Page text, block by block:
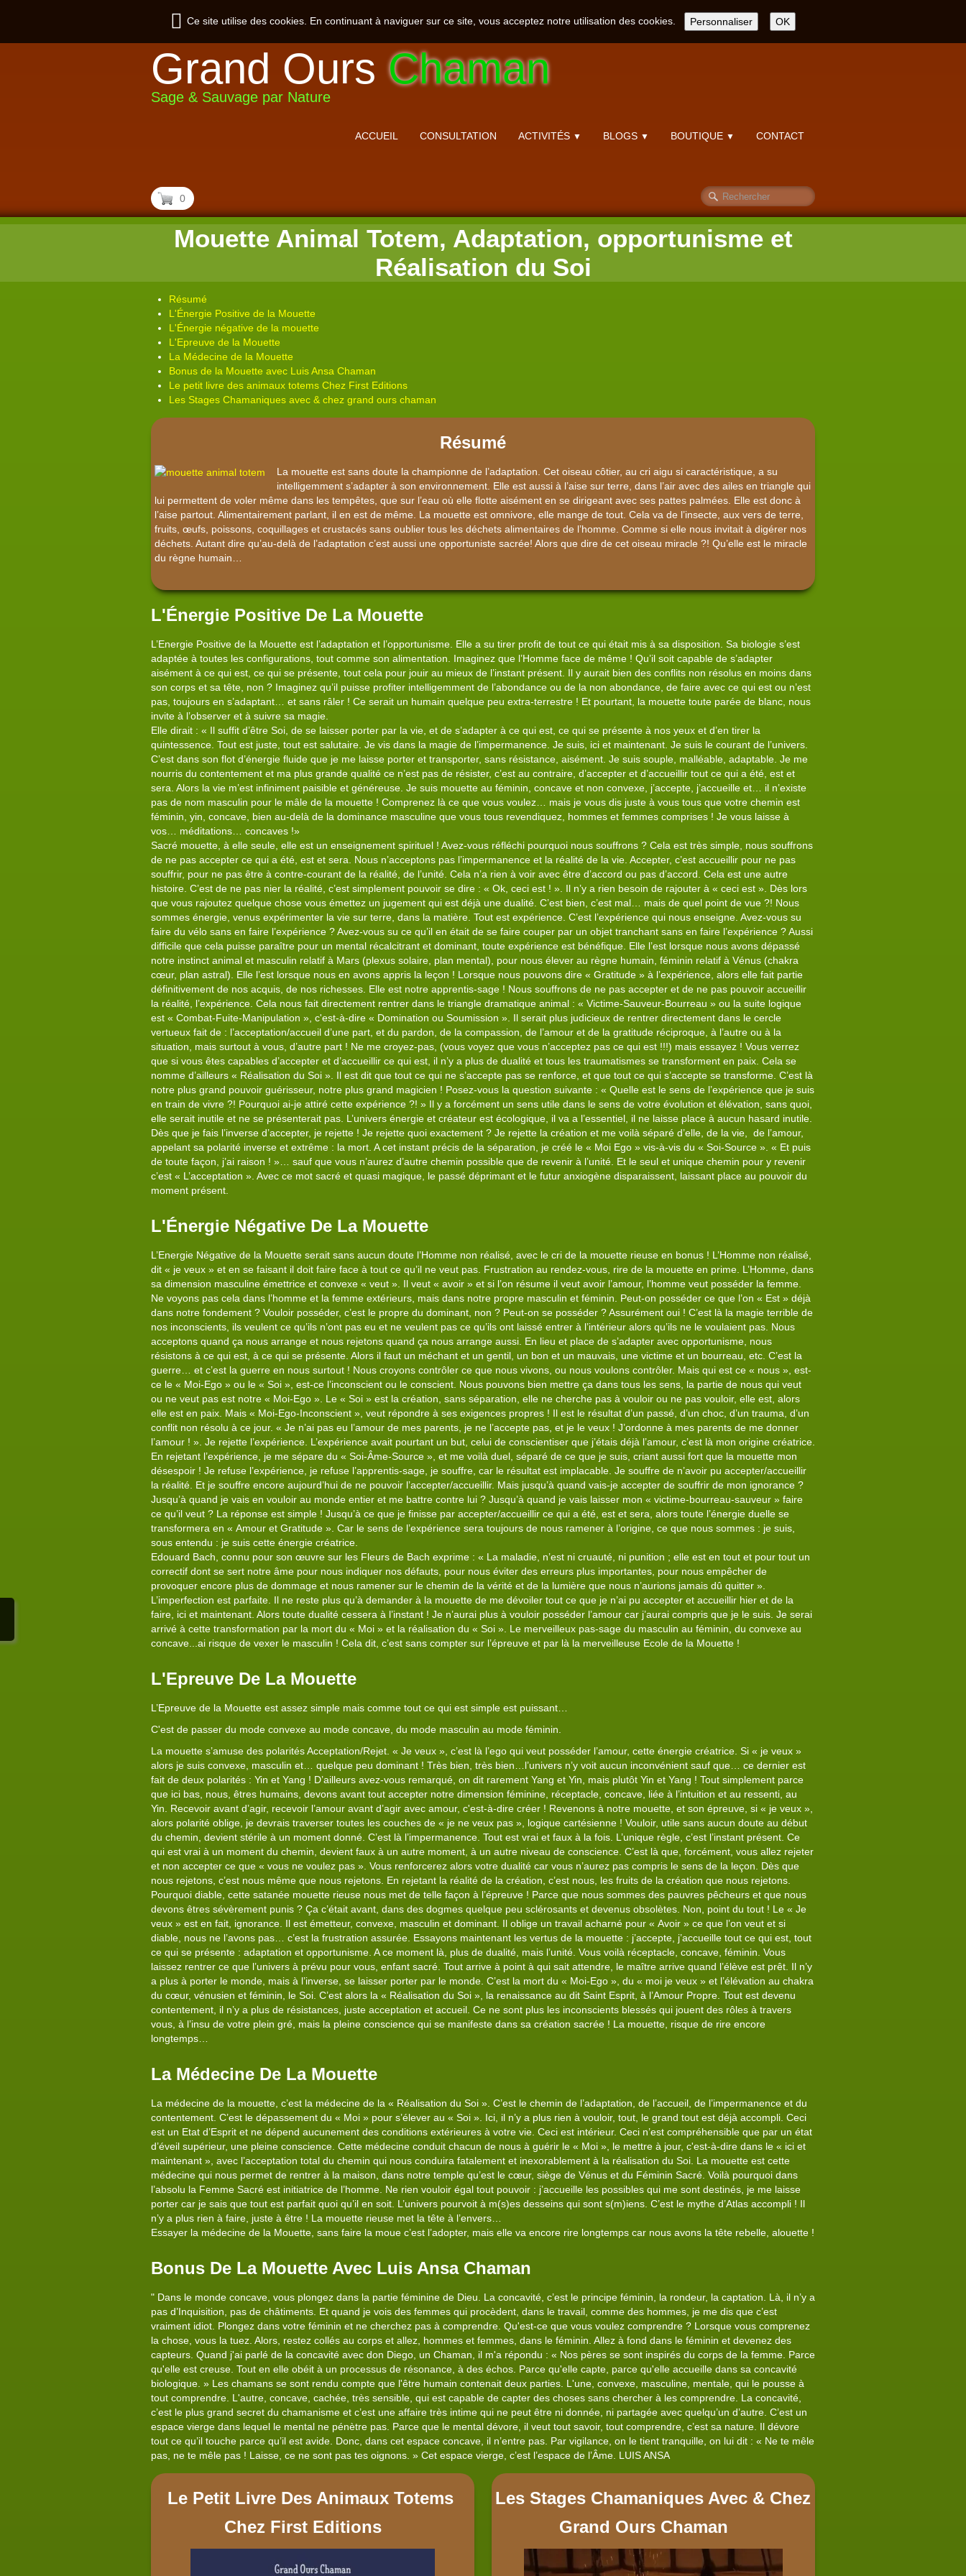
Ce site utilise des cookies. En continuant à naviguer sur ce site, vous acceptez notre utilisation des cookies. Personnaliser OK
Grand OursChaman
Sage & Sauvage par Nature
ACCUEIL CONSULTATION ACTIVITÉS ▼ BLOGS ▼ BOUTIQUE ▼ CONTACT
0
Mouette Animal Totem, Adaptation, opportunisme et
Réalisation du Soi
Résumé
L'Énergie Positive de la Mouette
L'Énergie négative de la mouette
L'Epreuve de la Mouette
La Médecine de la Mouette
Bonus de la Mouette avec Luis Ansa Chaman
Le petit livre des animaux totems Chez First Editions
Les Stages Chamaniques avec & chez grand ours chaman
Résumé
La mouette est sans doute la championne de l’adaptation. Cet oiseau côtier, au cri aigu si caractéristique, a su
intelligemment s’adapter à son environnement. Elle est aussi à l’aise sur terre, dans l’air avec des ailes en triangle qui
lui permettent de voler même dans les tempêtes, que sur l’eau où elle flotte aisément en se dirigeant avec ses pattes palmées. Elle est donc à
l’aise partout. Alimentairement parlant, il en est de même. La mouette est omnivore, elle mange de tout. Cela va de l’insecte, aux vers de terre,
fruits, œufs, poissons, coquillages et crustacés sans oublier tous les déchets alimentaires de l’homme. Comme si elle nous invitait à digérer nos
déchets. Autant dire qu’au-delà de l’adaptation c’est aussi une opportuniste sacrée! Alors que dire de cet oiseau miracle ?! Qu’elle est le miracle
du règne humain…
L'Énergie Positive De La Mouette
L’Energie Positive de la Mouette est l’adaptation et l’opportunisme. Elle a su tirer profit de tout ce qui était mis à sa disposition. Sa biologie s’est
adaptée à toutes les configurations, tout comme son alimentation. Imaginez que l’Homme face de même ! Qu’il soit capable de s’adapter
aisément à ce qui est, ce qui se présente, tout cela pour jouir au mieux de l’instant présent. Il y aurait bien des conflits non résolus en moins dans
son corps et sa tête, non ? Imaginez qu’il puisse profiter intelligemment de l’abondance ou de la non abondance, de faire avec ce qui est ou n’est
pas, toujours en s’adaptant… et sans râler ! Ce serait un humain quelque peu extra-terrestre ! Et pourtant, la mouette toute parée de blanc, nous
invite à l’observer et à suivre sa magie.
Elle dirait : « Il suffit d’être Soi, de se laisser porter par la vie, et de s’adapter à ce qui est, ce qui se présente à nos yeux et d’en tirer la
quintessence. Tout est juste, tout est salutaire. Je vis dans la magie de l’impermanence. Je suis, ici et maintenant. Je suis le courant de l’univers.
C’est dans son flot d’énergie fluide que je me laisse porter et transporter, sans résistance, aisément. Je suis souple, malléable, adaptable. Je me
nourris du contentement et ma plus grande qualité ce n’est pas de résister, c’est au contraire, d’accepter et d’accueillir tout ce qui a été, est et
sera. Alors la vie m’est infiniment paisible et généreuse. Je suis mouette au féminin, concave et non convexe, j’accepte, j’accueille et… il n’existe
pas de nom masculin pour le mâle de la mouette ! Comprenez là ce que vous voulez… mais je vous dis juste à vous tous que votre chemin est
féminin, yin, concave, bien au-delà de la dominance masculine que vous tous revendiquez, hommes et femmes comprises ! Je vous laisse à
vos… méditations… concaves !»
Sacré mouette, à elle seule, elle est un enseignement spirituel ! Avez-vous réfléchi pourquoi nous souffrons ? Cela est très simple, nous souffrons
de ne pas accepter ce qui a été, est et sera. Nous n’acceptons pas l’impermanence et la réalité de la vie. Accepter, c’est accueillir pour ne pas
souffrir, pour ne pas être à contre-courant de la réalité, de l’unité. Cela n’a rien à voir avec être d’accord ou pas d’accord. Cela est une autre
histoire. C’est de ne pas nier la réalité, c’est simplement pouvoir se dire : « Ok, ceci est ! ». Il n’y a rien besoin de rajouter à « ceci est ». Dès lors
que vous rajoutez quelque chose vous émettez un jugement qui est déjà une dualité. C’est bien, c’est mal… mais de quel point de vue ?! Nous
sommes énergie, venus expérimenter la vie sur terre, dans la matière. Tout est expérience. C’est l’expérience qui nous enseigne. Avez-vous su
faire du vélo sans en faire l’expérience ? Avez-vous su ce qu’il en était de se faire couper par un objet tranchant sans en faire l’expérience ? Aussi
difficile que cela puisse paraître pour un mental récalcitrant et dominant, toute expérience est bénéfique. Elle l’est lorsque nous avons dépassé
notre instinct animal et masculin relatif à Mars (plexus solaire, plan mental), pour nous élever au règne humain, féminin relatif à Vénus (chakra
cœur, plan astral). Elle l’est lorsque nous en avons appris la leçon ! Lorsque nous pouvons dire « Gratitude » à l’expérience, alors elle fait partie
définitivement de nos acquis, de nos richesses. Elle est notre apprentis-sage ! Nous souffrons de ne pas accepter et de ne pas pouvoir accueillir
la réalité, l’expérience. Cela nous fait directement rentrer dans le triangle dramatique animal : « Victime-Sauveur-Bourreau » ou la suite logique
est « Combat-Fuite-Manipulation », c'est-à-dire « Domination ou Soumission ». Il serait plus judicieux de rentrer directement dans le cercle
vertueux fait de : l’acceptation/accueil d’une part, et du pardon, de la compassion, de l’amour et de la gratitude réciproque, à l’autre ou à la
situation, mais surtout à vous, d’autre part ! Ne me croyez-pas, (vous voyez que vous n’acceptez pas ce qui est !!!) mais essayez ! Vous verrez
que si vous êtes capables d’accepter et d’accueillir ce qui est, il n’y a plus de dualité et tous les traumatismes se transforment en paix. Cela se
nomme d’ailleurs « Réalisation du Soi ». Il est dit que tout ce qui ne s’accepte pas se renforce, et que tout ce qui s’accepte se transforme. C’est là
notre plus grand pouvoir guérisseur, notre plus grand magicien ! Posez-vous la question suivante : « Quelle est le sens de l’expérience que je suis
en train de vivre ?! Pourquoi ai-je attiré cette expérience ?! » Il y a forcément un sens utile dans le sens de votre évolution et élévation, sans quoi,
elle serait inutile et ne se présenterait pas. L’univers énergie et créateur est écologique, il va a l’essentiel, il ne laisse place à aucun hasard inutile.
Dès que je fais l’inverse d’accepter, je rejette ! Je rejette quoi exactement ? Je rejette la création et me voilà séparé d’elle, de la vie, de l’amour,
appelant sa polarité inverse et extrême : la mort. A cet instant précis de la séparation, je créé le « Moi Ego » vis-à-vis du « Soi-Source ». « Et puis
de toute façon, j’ai raison ! »… sauf que vous n’aurez d’autre chemin possible que de revenir à l’unité. Et le seul et unique chemin pour y revenir
c’est « L’acceptation ». Avec ce mot sacré et quasi magique, le passé déprimant et le futur anxiogène disparaissent, laissant place au pouvoir du
moment présent.
L'Énergie Négative De La Mouette
L’Energie Négative de la Mouette serait sans aucun doute l’Homme non réalisé, avec le cri de la mouette rieuse en bonus ! L’Homme non réalisé,
dit « je veux » et en se faisant il doit faire face à tout ce qu’il ne veut pas. Frustration au rendez-vous, rire de la mouette en prime. L’Homme, dans
sa dimension masculine émettrice et convexe « veut ». Il veut « avoir » et si l’on résume il veut avoir l’amour, l’homme veut posséder la femme.
Ne voyons pas cela dans l’homme et la femme extérieurs, mais dans notre propre masculin et féminin. Peut-on posséder ce que l’on « Est » déjà
dans notre fondement ? Vouloir posséder, c’est le propre du dominant, non ? Peut-on se posséder ? Assurément oui ! C’est là la magie terrible de
nos inconscients, ils veulent ce qu’ils n’ont pas eu et ne veulent pas ce qu’ils ont laissé entrer à l’intérieur alors qu’ils ne le voulaient pas. Nous
acceptons quand ça nous arrange et nous rejetons quand ça nous arrange aussi. En lieu et place de s’adapter avec opportunisme, nous
résistons à ce qui est, à ce qui se présente. Alors il faut un méchant et un gentil, un bon et un mauvais, une victime et un bourreau, etc. C’est la
guerre… et c’est la guerre en nous surtout ! Nous croyons contrôler ce que nous vivons, ou nous voulons contrôler. Mais qui est ce « nous », est-
ce le « Moi-Ego » ou le « Soi », est-ce l’inconscient ou le conscient. Nous pouvons bien mettre ça dans tous les sens, la partie de nous qui veut
ou ne veut pas est notre « Moi-Ego ». Le « Soi » est la création, sans séparation, elle ne cherche pas à vouloir ou ne pas vouloir, elle est, alors
elle est en paix. Mais « Moi-Ego-Inconscient », veut répondre à ses exigences propres ! Il est le résultat d’un passé, d’un choc, d’un trauma, d’un
conflit non résolu à ce jour. « Je n’ai pas eu l’amour de mes parents, je ne l’accepte pas, et je le veux ! J’ordonne à mes parents de me donner
l’amour ! ». Je rejette l’expérience. L’expérience avait pourtant un but, celui de conscientiser que j’étais déjà l’amour, c’est là mon origine créatrice.
En rejetant l’expérience, je me sépare du « Soi-Âme-Source », et me voilà duel, séparé de ce que je suis, criant aussi fort que la mouette mon
désespoir ! Je refuse l’expérience, je refuse l’apprentis-sage, je souffre, car le résultat est implacable. Je souffre de n’avoir pu accepter/accueillir
la réalité. Et je souffre encore aujourd’hui de ne pouvoir l’accepter/accueillir. Mais jusqu’à quand vais-je accepter de souffrir de mon ignorance ?
Jusqu’à quand je vais en vouloir au monde entier et me battre contre lui ? Jusqu’à quand je vais laisser mon « victime-bourreau-sauveur » faire
ce qu’il veut ? La réponse est simple ! Jusqu’à ce que je finisse par accepter/accueillir ce qui a été, est et sera, alors toute l’énergie duelle se
transformera en « Amour et Gratitude ». Car le sens de l’expérience sera toujours de nous ramener à l’origine, ce que nous sommes : je suis,
sous entendu : je suis cette énergie créatrice.
Edouard Bach, connu pour son œuvre sur les Fleurs de Bach exprime : « La maladie, n’est ni cruauté, ni punition ; elle est en tout et pour tout un
correctif dont se sert notre âme pour nous indiquer nos défauts, pour nous éviter des erreurs plus importantes, pour nous empêcher de
provoquer encore plus de dommage et nous ramener sur le chemin de la vérité et de la lumière que nous n’aurions jamais dû quitter ».
L’imperfection est parfaite. Il ne reste plus qu’à demander à la mouette de me dévoiler tout ce que je n’ai pu accepter et accueillir hier et de la
faire, ici et maintenant. Alors toute dualité cessera à l’instant ! Je n’aurai plus à vouloir posséder l’amour car j’aurai compris que je le suis. Je serai
arrivé à cette transformation par la mort du « Moi » et la réalisation du « Soi ». Le merveilleux pas-sage du masculin au féminin, du convexe au
concave...ai risque de vexer le masculin ! Cela dit, c’est sans compter sur l’épreuve et par là la merveilleuse Ecole de la Mouette !
L'Epreuve De La Mouette
L’Epreuve de la Mouette est assez simple mais comme tout ce qui est simple est puissant…
C'est de passer du mode convexe au mode concave, du mode masculin au mode féminin.
La mouette s’amuse des polarités Acceptation/Rejet. « Je veux », c’est là l’ego qui veut posséder l’amour, cette énergie créatrice. Si « je veux »
alors je suis convexe, masculin et… quelque peu dominant ! Très bien, très bien…l’univers n’y voit aucun inconvénient sauf que… ce dernier est
fait de deux polarités : Yin et Yang ! D’ailleurs avez-vous remarqué, on dit rarement Yang et Yin, mais plutôt Yin et Yang ! Tout simplement parce
que ici bas, nous, êtres humains, devons avant tout accepter notre dimension féminine, réceptacle, concave, liée à l’intuition et au ressenti, au
Yin. Recevoir avant d’agir, recevoir l’amour avant d’agir avec amour, c'est-à-dire créer ! Revenons à notre mouette, et son épreuve, si « je veux »,
alors polarité oblige, je devrais traverser toutes les couches de « je ne veux pas », logique cartésienne ! Vouloir, utile sans aucun doute au début
du chemin, devient stérile à un moment donné. C’est là l’impermanence. Tout est vrai et faux à la fois. L’unique règle, c’est l’instant présent. Ce
qui est vrai à un moment du chemin, devient faux à un autre moment, à un autre niveau de conscience. C’est là que, forcément, vous allez rejeter
et non accepter ce que « vous ne voulez pas ». Vous renforcerez alors votre dualité car vous n’aurez pas compris le sens de la leçon. Dès que
nous rejetons, c’est nous même que nous rejetons. En rejetant la réalité de la création, c’est nous, les fruits de la création que nous rejetons.
Pourquoi diable, cette satanée mouette rieuse nous met de telle façon à l’épreuve ! Parce que nous sommes des pauvres pêcheurs et que nous
devons êtres sévèrement punis ? Ça c’était avant, dans des dogmes quelque peu sclérosants et devenus obsolètes. Non, point du tout ! Le « Je
veux » est en fait, ignorance. Il est émetteur, convexe, masculin et dominant. Il oblige un travail acharné pour « Avoir » ce que l’on veut et si
diable, nous ne l’avons pas… c’est la frustration assurée. Essayons maintenant les vertus de la mouette : j’accepte, j’accueille tout ce qui est, tout
ce qui se présente : adaptation et opportunisme. A ce moment là, plus de dualité, mais l’unité. Vous voilà réceptacle, concave, féminin. Vous
laissez rentrer ce que l’univers à prévu pour vous, enfant sacré. Tout arrive à point à qui sait attendre, le maître arrive quand l’élève est prêt. Il n’y
a plus à porter le monde, mais à l’inverse, se laisser porter par le monde. C’est la mort du « Moi-Ego », du « moi je veux » et l’élévation au chakra
du cœur, vénusien et féminin, le Soi. C’est alors la « Réalisation du Soi », la renaissance au dit Saint Esprit, à l’Amour Propre. Tout est devenu
contentement, il n’y a plus de résistances, juste acceptation et accueil. Ce ne sont plus les inconscients blessés qui jouent des rôles à travers
vous, à l’insu de votre plein gré, mais la pleine conscience qui se manifeste dans sa création sacrée ! La mouette, risque de rire encore
longtemps…
La Médecine De La Mouette
La médecine de la mouette, c’est la médecine de la « Réalisation du Soi ». C’est le chemin de l’adaptation, de l’accueil, de l’impermanence et du
contentement. C’est le dépassement du « Moi » pour s’élever au « Soi ». Ici, il n’y a plus rien à vouloir, tout, le grand tout est déjà accompli. Ceci
est un Etat d’Esprit et ne dépend aucunement des conditions extérieures à votre vie. Ceci est intérieur. Ceci n’est compréhensible que par un état
d’éveil supérieur, une pleine conscience. Cette médecine conduit chacun de nous à guérir le « Moi », le mettre à jour, c'est-à-dire dans le « ici et
maintenant », avec l’acceptation total du chemin qui nous conduira fatalement et inexorablement à la réalisation du Soi. La mouette est cette
médecine qui nous permet de rentrer à la maison, dans notre temple qu’est le cœur, siège de Vénus et du Féminin Sacré. Voilà pourquoi dans
l’absolu la Femme Sacré est initiatrice de l’homme. Ne rien vouloir égal tout pouvoir : j’accueille les possibles qui me sont destinés, je me laisse
porter car je sais que tout est parfait quoi qu’il en soit. L’univers pourvoit à m(s)es desseins qui sont s(m)iens. C’est le mythe d’Atlas accompli ! Il
n’y a plus rien à faire, juste à être ! La mouette rieuse met la tête à l’envers…
Essayer la médecine de la Mouette, sans faire la moue c’est l’adopter, mais elle va encore rire longtemps car nous avons la tête rebelle, alouette !
Bonus De La Mouette Avec Luis Ansa Chaman
" Dans le monde concave, vous plongez dans la partie féminine de Dieu. La concavité, c’est le principe féminin, la rondeur, la captation. Là, il n’y a
pas d’Inquisition, pas de châtiments. Et quand je vois des femmes qui procèdent, dans le travail, comme des hommes, je me dis que c’est
vraiment idiot. Plongez dans votre féminin et ne cherchez pas à comprendre. Qu'est-ce que vous voulez comprendre ? Lorsque vous comprenez
la chose, vous la tuez. Alors, restez collés au corps et allez, hommes et femmes, dans le féminin. Allez à fond dans le féminin et devenez des
capteurs. Quand j'ai parlé de la concavité avec don Diego, un Chaman, il m'a répondu : « Nos pères se sont inspirés du corps de la femme. Parce
qu'elle est creuse. Tout en elle obéit à un processus de résonance, à des échos. Parce qu'elle capte, parce qu'elle accueille dans sa concavité
biologique. » Les chamans se sont rendu compte que l'être humain contenait deux parties. L'une, convexe, masculine, mentale, qui le pousse à
tout comprendre. L'autre, concave, cachée, très sensible, qui est capable de capter des choses sans chercher à les comprendre. La concavité,
c’est le plus grand secret du chamanisme et c’est une affaire très intime qui ne peut être ni donnée, ni partagée avec quelqu’un d’autre. C’est un
espace vierge dans lequel le mental ne pénètre pas. Parce que le mental dévore, il veut tout savoir, tout comprendre, c’est sa nature. Il dévore
tout ce qu’il touche parce qu’il est avide. Donc, dans cet espace concave, il n’entre pas. Par vigilance, on le tient tranquille, on lui dit : « Ne te mêle
pas, ne te mêle pas ! Laisse, ce ne sont pas tes oignons. » Cet espace vierge, c’est l’espace de l’Âme. LUIS ANSA
Le Petit Livre Des Animaux Totems
Chez First Editions
Les Stages Chamaniques Avec & Chez
Grand Ours Chaman